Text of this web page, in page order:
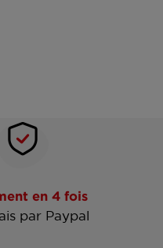
en 4 fois
par Paypal